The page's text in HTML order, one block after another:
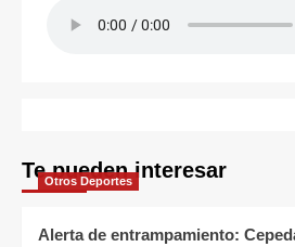
Te pueden interesar
Otros Deportes
Alerta de entrampamiento: